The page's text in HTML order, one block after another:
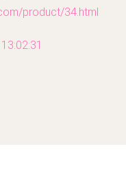
product/34.html